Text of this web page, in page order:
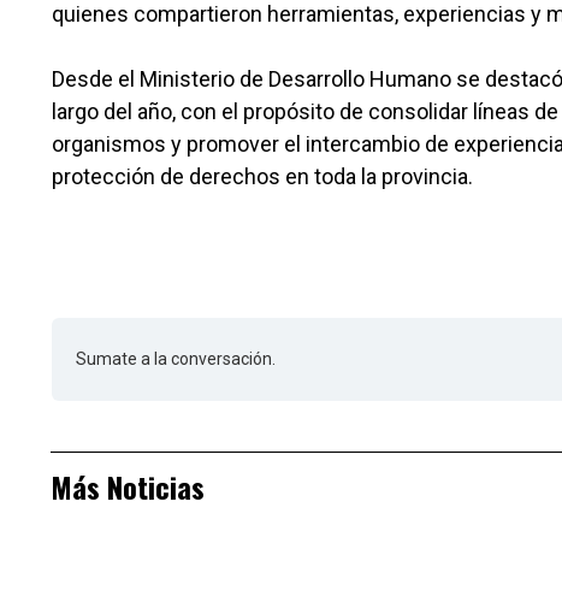
quienes compartieron herramientas, experiencias y
Desde el Ministerio de Desarrollo Humano se
largo del año, con el propósito de consolidar líneas
organismos y promover el intercambio de
protección de derechos en toda la provincia.
Sumate a la conversación.
Más Noticias